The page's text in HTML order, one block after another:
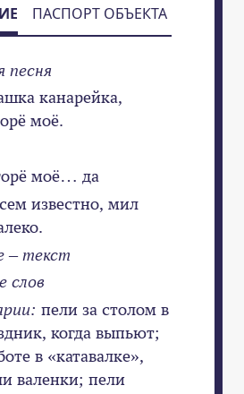
ПАСПОРТ ОБЪЕКТА
песня
канарейка,
моё.
моё… да
известно, мил
– текст
слов
пели за столом в
когда выпьют;
в «катавалке»,
валенки; пели